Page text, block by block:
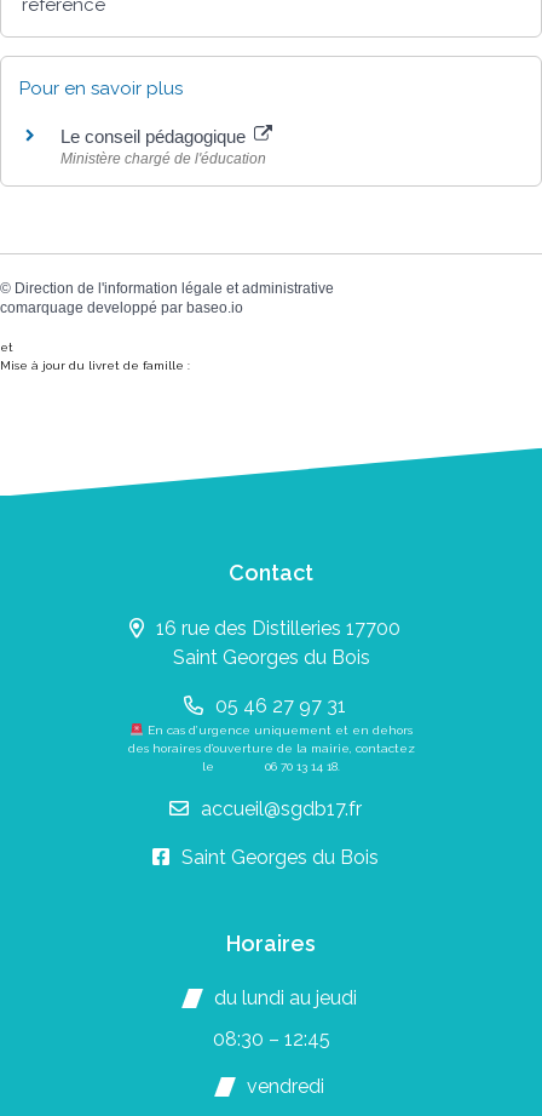
référence
Pour en savoir plus
Le conseil pédagogique
Ministère chargé de l'éducation
© Direction de l'information légale et administrative
comarquage developpé par baseo.io
et
Mise à jour du livret de famille :
Contact
16 rue des Distilleries 17700
Saint Georges du Bois
05 46 27 97 31
En cas d’urgence uniquement et en dehors
des horaires d’ouverture de la mairie, contactez
le 06 70 13 14 18.
accueil@sgdb17.fr
Saint Georges du Bois
Horaires
du lundi au jeudi
08:30 – 12:45
vendredi